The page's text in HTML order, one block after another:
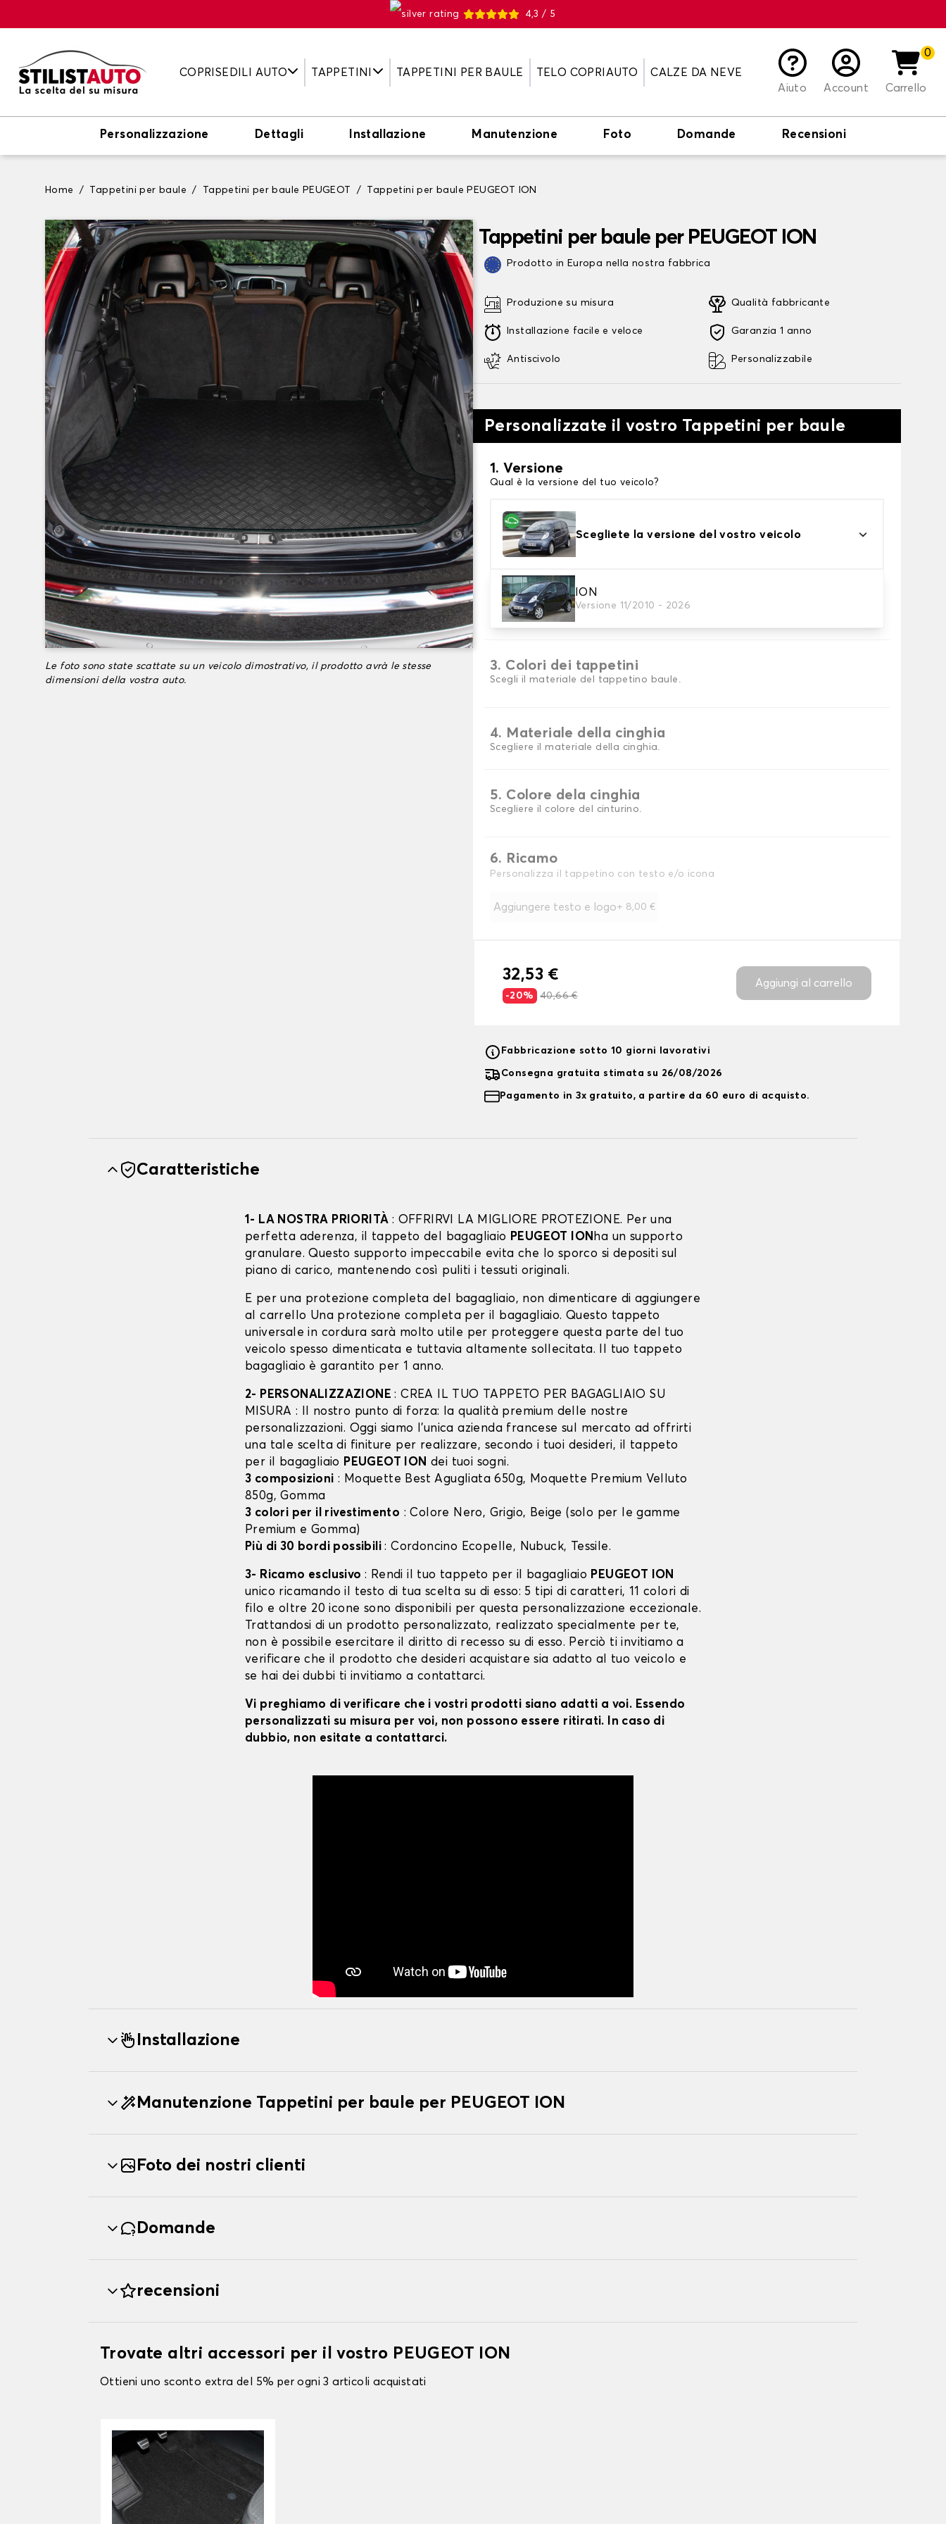
4,3 / 5
COPRISEDILI AUTO TAPPETINI TAPPETINI PER BAULE TELO COPRIAUTO
CALZE DA NEVE
Aiuto
Account
0
Carrello
Personalizzazione Dettagli Installazione Manutenzione Foto Domande Recensioni
Home Tappetini per baule Tappetini per baule PEUGEOT Tappetini per baule PEUGEOT ION
Le foto sono state scattate su un veicolo dimostrativo, il prodotto avrà le stesse
dimensioni della vostra auto.
Tappetini per baule per PEUGEOT ION
Prodotto in Europa nella nostra fabbrica
Produzione su misura
Installazione facile e veloce
Antiscivolo
Qualità fabbricante
Garanzia 1 anno
Personalizzabile
Personalizzate il vostro Tappetini per baule
1. Versione
Qual è la versione del tuo veicolo?
Scegliete la versione del vostro veicolo
ION
Versione 11/2010 - 2026
2. Materiale
scegli il materiale del tappetini per baule
3. Colori dei tappetini
Scegli il materiale del tappetino baule.
4. Materiale della cinghia
Scegliere il materiale della cinghia.
5. Colore dela cinghia
Scegliere il colore del cinturino.
6. Ricamo
Personalizza il tappetino con testo e/o icona
Aggiungere testo e logo+ 8,00 €
32,53 €
-20% 40,66 €
Aggiungi al carrello
Fabbricazione sotto 10 giorni lavorativi
Consegna gratuita stimata su 26/08/2026
Pagamento in 3x gratuito, a partire da 60 euro di acquisto.
Caratteristiche
1- LA NOSTRA PRIORITÀ : OFFRIRVI LA MIGLIORE PROTEZIONE. Per una
perfetta aderenza, il tappeto del bagagliaio PEUGEOT IONha un supporto
granulare. Questo supporto impeccabile evita che lo sporco si depositi sul
piano di carico, mantenendo così puliti i tessuti originali.
E per una protezione completa del bagagliaio, non dimenticare di aggiungere
al carrello Una protezione completa per il bagagliaio. Questo tappeto
universale in cordura sarà molto utile per proteggere questa parte del tuo
veicolo spesso dimenticata e tuttavia altamente sollecitata. Il tuo tappeto
bagagliaio è garantito per 1 anno.
2- PERSONALIZZAZIONE: CREA IL TUO TAPPETO PER BAGAGLIAIO SU
MISURA : Il nostro punto di forza: la qualità premium delle nostre
personalizzazioni. Oggi siamo l’unica azienda francese sul mercato ad offrirti
una tale scelta di finiture per realizzare, secondo i tuoi desideri, il tappeto
per il bagagliaio PEUGEOT ION dei tuoi sogni.
3 composizioni : Moquette Best Agugliata 650g, Moquette Premium Velluto
850g, Gomma
3 colori per il rivestimento : Colore Nero, Grigio, Beige (solo per le gamme
Premium e Gomma)
Più di 30 bordi possibili: Cordoncino Ecopelle, Nubuck, Tessile.
3- Ricamo esclusivo : Rendi il tuo tappeto per il bagagliaio PEUGEOT ION
unico ricamando il testo di tua scelta su di esso: 5 tipi di caratteri, 11 colori di
filo e oltre 20 icone sono disponibili per questa personalizzazione eccezionale.
Trattandosi di un prodotto personalizzato, realizzato specialmente per te,
non è possibile esercitare il diritto di recesso su di esso. Perciò ti invitiamo a
verificare che il prodotto che desideri acquistare sia adatto al tuo veicolo e
se hai dei dubbi ti invitiamo a contattarci.
Vi preghiamo di verificare che i vostri prodotti siano adatti a voi. Essendo
personalizzati su misura per voi, non possono essere ritirati. In caso di
dubbio, non esitate a contattarci.
Installazione
Manutenzione Tappetini per baule per PEUGEOT ION
Foto dei nostri clienti
Domande
recensioni
Trovate altri accessori per il vostro PEUGEOT ION
Ottieni uno sconto extra del 5% per ogni 3 articoli acquistati